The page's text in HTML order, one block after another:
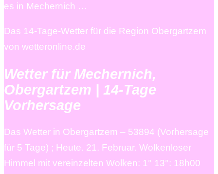
es in Mechernich …
Das 14-Tage-Wetter für die Region Obergartzem
von wetteronline.de
Wetter für Mechernich,
Obergartzem | 14-Tage
Vorhersage
Das Wetter in Obergartzem – 53894 (Vorhersage
für 5 Tage) ; Heute. 21. Februar. Wolkenloser
Himmel mit vereinzelten Wolken: 1° 13°: 18h00